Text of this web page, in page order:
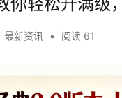
最新资讯 • 阅读 61